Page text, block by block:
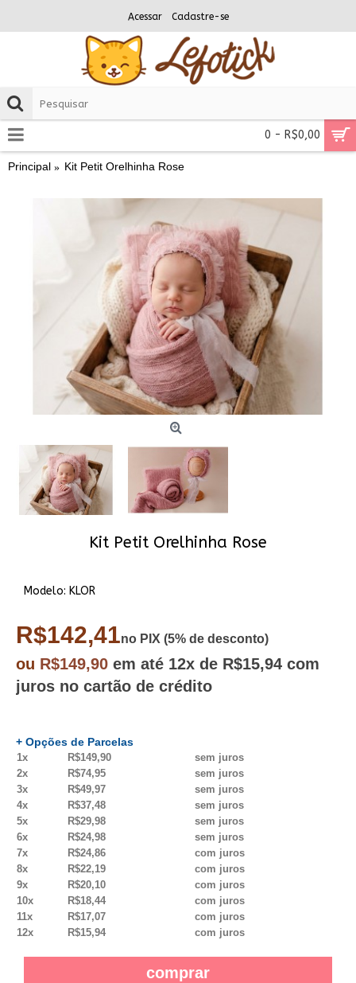
Acessar Cadastre-se
0 - R$0,00
Principal Kit Petit Orelhinha Rose
Kit Petit Orelhinha Rose
Modelo: KLOR
R$142,41no PIX (5% de desconto)
ou R$149,90 em até 12x de R$15,94 com
juros no cartão de crédito
+ Opções de Parcelas
1x R$149,90
sem juros
2x
R$74,95
sem juros
3x
R$49,97
sem juros
4x
R$37,48
sem juros
5x
R$29,98
sem juros
6x
R$24,98
sem juros
7x
R$24,86
com juros
8x
R$22,19
com juros
9x
R$20,10
com juros
10x
R$18,44
com juros
11x
R$17,07
com juros
12x
R$15,94 com juros
comprar